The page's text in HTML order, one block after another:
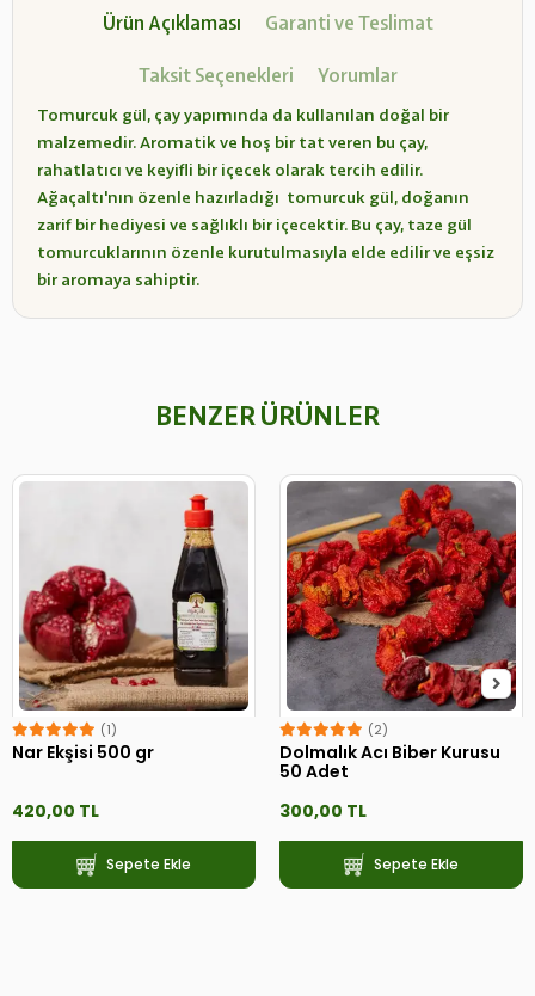
Ürün Açıklaması Garanti ve Teslimat
Taksit Seçenekleri Yorumlar
Tomurcuk gül, çay yapımında da kullanılan doğal bir
malzemedir. Aromatik ve hoş bir tat veren bu çay,
rahatlatıcı ve keyifli bir içecek olarak tercih edilir.
Ağaçaltı'nın özenle hazırladığı tomurcuk gül, doğanın
zarif bir hediyesi ve sağlıklı bir içecektir. Bu çay, taze gül
tomurcuklarının özenle kurutulmasıyla elde edilir ve eşsiz
bir aromaya sahiptir.
BENZER ÜRÜNLER
(1)
Nar Ekşisi 500 gr
420,00 TL
Sepete Ekle
(2)
Dolmalık Acı Biber Kurusu
50 Adet
300,00 TL
Sepete Ekle